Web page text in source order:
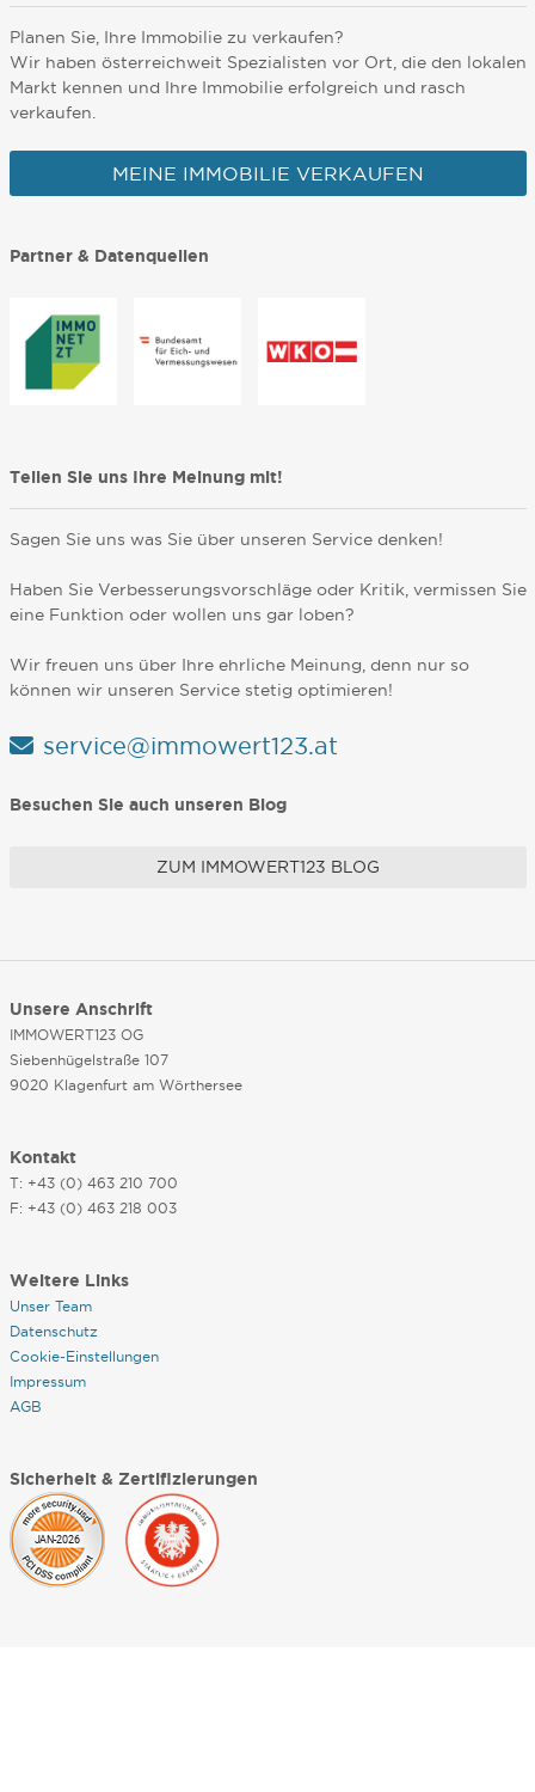
Planen Sie, Ihre Immobilie zu verkaufen?
Wir haben österreichweit Spezialisten vor Ort, die den lokalen
Markt kennen und Ihre Immobilie erfolgreich und rasch
verkaufen.
MEINE IMMOBILIE VERKAUFEN
Partner & Datenquellen
Teilen Sie uns Ihre Meinung mit!
Sagen Sie uns was Sie über unseren Service denken!
Haben Sie Verbesserungsvorschläge oder Kritik, vermissen Sie
eine Funktion oder wollen uns gar loben?
Wir freuen uns über Ihre ehrliche Meinung, denn nur so
können wir unseren Service stetig optimieren!
service@immowert123.at
Besuchen Sie auch unseren Blog
ZUM IMMOWERT123 BLOG
Unsere Anschrift
IMMOWERT123 OG
Siebenhügelstraße 107
9020 Klagenfurt am Wörthersee
Kontakt
T: +43 (0) 463 210 700
F: +43 (0) 463 218 003
Weitere Links
Unser Team
Datenschutz
Cookie-Einstellungen
Impressum
AGB
Sicherheit & Zertifizierungen